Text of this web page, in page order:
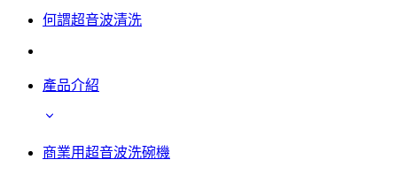
何謂超音波清洗
產品介紹
商業用超音波洗碗機